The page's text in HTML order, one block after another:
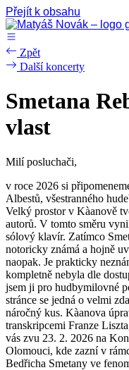
Přejít k obsahu
Zpět
Další koncerty
Smetana
vlast
Milí posluchači,
v roce 2026 si
Albestů, všestranného
Velký prostor v Kàanově
autorů. V tomto směru
sólový klavír. Zatímco
notoricky známá a hojně
naopak. Je prakticky
kompletně nebyla dle
jsem ji pro hudbymilovné
stránce se jedná o velmi
náročný kus. Kàanova
transkripcemi Franze
vás zvu 23. 2. 2026 na
Olomouci, kde zazní v
Bedřicha Smetany ve